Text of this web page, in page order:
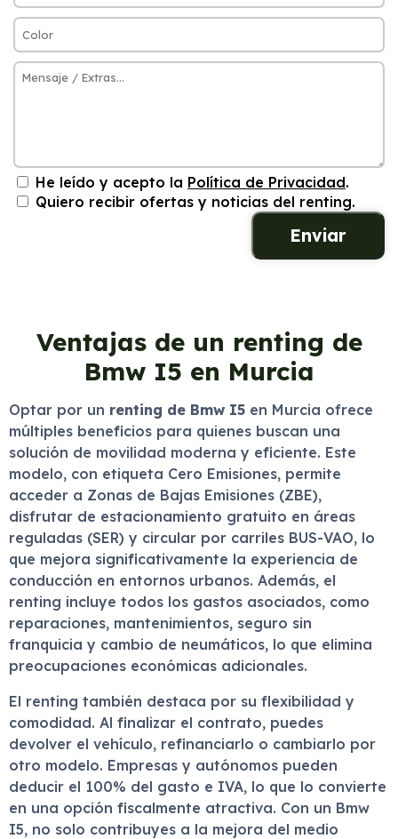
He leído y acepto la Política de Privacidad.
Quiero recibir ofertas y noticias del renting.
Ventajas de un renting de
Bmw I5 en Murcia
Optar por un renting de Bmw I5 en Murcia ofrece
múltiples beneficios para quienes buscan una
solución de movilidad moderna y eficiente. Este
modelo, con etiqueta Cero Emisiones, permite
acceder a Zonas de Bajas Emisiones (ZBE),
disfrutar de estacionamiento gratuito en áreas
reguladas (SER) y circular por carriles BUS-VAO, lo
que mejora significativamente la experiencia de
conducción en entornos urbanos. Además, el
renting incluye todos los gastos asociados, como
reparaciones, mantenimientos, seguro sin
franquicia y cambio de neumáticos, lo que elimina
preocupaciones económicas adicionales.
El renting también destaca por su flexibilidad y
comodidad. Al finalizar el contrato, puedes
devolver el vehículo, refinanciarlo o cambiarlo por
otro modelo. Empresas y autónomos pueden
deducir el 100% del gasto e IVA, lo que lo convierte
en una opción fiscalmente atractiva. Con un Bmw
I5, no solo contribuyes a la mejora del medio